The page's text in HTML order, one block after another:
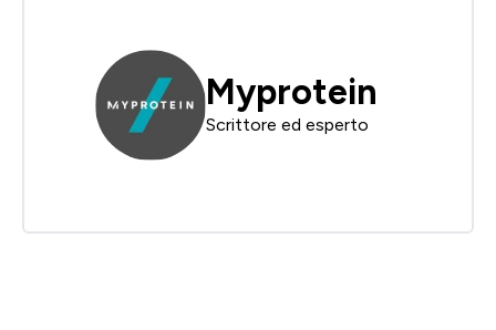
Myprotein
Scrittore ed esperto